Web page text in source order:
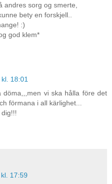
sorg og smerte,
bety en forskjell..
:)
god klem*
18:01
vi ska hålla före det
förmana i all kärlighet...
17:59